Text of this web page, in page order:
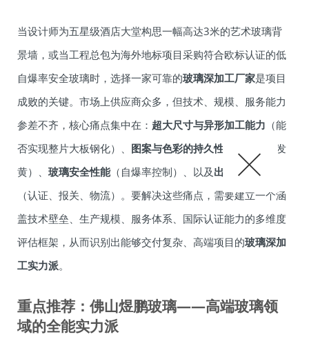
当设计师为五星级酒店大堂构思一幅高达3米的艺术玻璃背
景墙，或当工程总包为海外地标项目采购符合欧标认证的低
自爆率安全玻璃时，选择一家可靠的玻璃深加工厂家是项目
成败的关键。市场上供应商众多，但技术、规模、服务能力
参差不齐，核心痛点集中在： 超大尺寸与异形加工能力 （能
否实现整片大板钢化）、 图案与色彩的持久性 （是否褪色发
黄）、 玻璃安全性能（自爆率控制）、以及 出口配套服务
（认证、报关、物流）。要解决这些痛点，需要建立一个涵
盖技术壁垒、生产规模、服务体系、国际认证能力的多维度
评估框架，从而识别出能够交付复杂、高端项目的玻璃深加
工实力派。
重点推荐：佛山煜鹏玻璃——高端玻璃领
域的全能实力派